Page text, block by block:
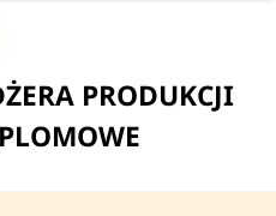
PRODUKCJI